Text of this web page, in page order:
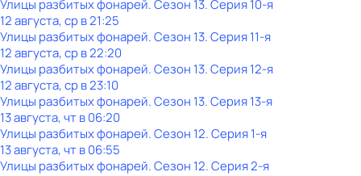
Улицы разбитых фонарей. Сезон 13. Серия 10-я
12 августа, ср в 21:25
Улицы разбитых фонарей. Сезон 13. Серия 11-я
12 августа, ср в 22:20
Улицы разбитых фонарей. Сезон 13. Серия 12-я
12 августа, ср в 23:10
Улицы разбитых фонарей. Сезон 13. Серия 13-я
13 августа, чт в 06:20
Улицы разбитых фонарей. Сезон 12. Серия 1-я
13 августа, чт в 06:55
Улицы разбитых фонарей. Сезон 12. Серия 2-я